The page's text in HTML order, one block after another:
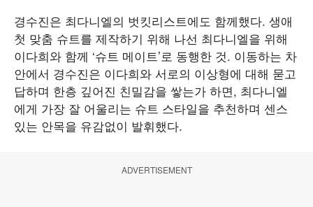
경수진은 최다니엘의 벗킷리스트에도 함께했다. 생애
첫 맞춤 슈트를 제작하기 위해 나선 최다니엘을 위해
이다희와 함께 ‘슈트 메이트’로 동행한 것. 이동하는 차
안에서 경수진은 이다희와 서로의 이상형에 대해 묻고
답하며 한층 깊어진 친밀감을 쌓는가 하면, 최다니엘
에게 가장 잘 어울리는 슈트 스타일을 추천하며 센스
있는 안목을 유감없이 발휘했다.
ADVERTISEMENT